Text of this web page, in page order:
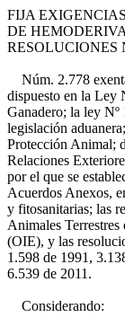
FIJA
DE
RESOLUCIONES
Núm. 2.778
dispuesto en la Ley
Ganadero; la ley
legislación
Protección Animal;
Relaciones
por el que se
Acuerdos Anexos,
y fitosanitarias; las
Animales
(OIE), y las
1.598 de 1991,
6.539 de 2011.
Considerando: